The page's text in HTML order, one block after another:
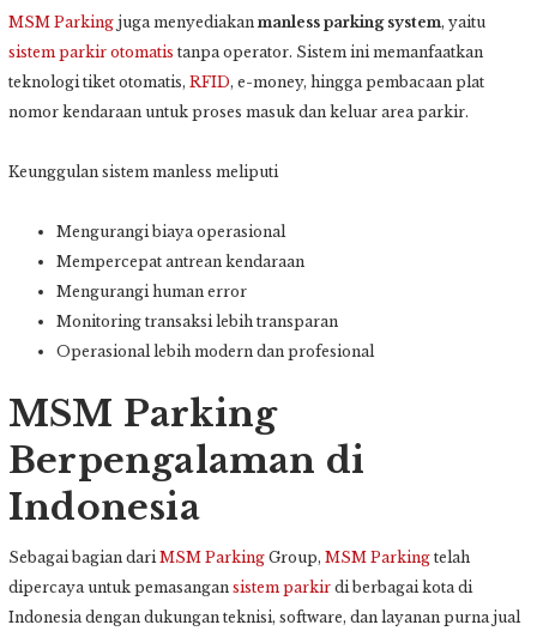
MSM Parking juga menyediakan manless parking system, yaitu
sistem parkir otomatis tanpa operator. Sistem ini memanfaatkan
teknologi tiket otomatis, RFID, e-money, hingga pembacaan plat
nomor kendaraan untuk proses masuk dan keluar area parkir.
Keunggulan sistem manless meliputi
Mengurangi biaya operasional
Mempercepat antrean kendaraan
Mengurangi human error
Monitoring transaksi lebih transparan
Operasional lebih modern dan profesional
MSM Parking
Berpengalaman di
Indonesia
Sebagai bagian dariMSM Parking Group, MSM Parking telah
dipercaya untuk pemasangan sistem parkir di berbagai kota di
Indonesia dengan dukungan teknisi, software, dan layanan purna jual